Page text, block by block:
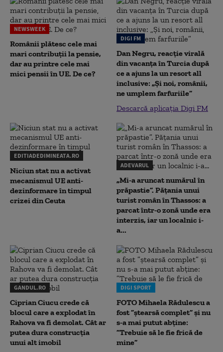
NEWSWEEK
Românii plătesc cele mai
mari contribuții la pensie,
dar au printre cele mai
mici pensii în UE. De ce?
DIGI FM
Dan Negru, reacție virală
din vacanța în Turcia după
ce a ajuns la un resort all
inclusive: „Și noi, românii,
ne umplem farfuriile”
Descarcă aplicația Digi FM
EDITIADEDIMINEATA.RO
Niciun stat nu a activat
mecanismul UE anti-
dezinformare în timpul
crizei din Ceuta
ADEVARUL
„Mi-a aruncat numărul în
prăpastie”. Pățania unui
turist român în Thassos: a
parcat într-o zonă unde era
interzis, iar un localnic i-
a...
GANDUL.RO
Ciprian Ciucu crede că
blocul care a explodat în
Rahova va fi demolat. Cât ar
putea dura construcția
unui alt imobil
DIGI SPORT
FOTO Mihaela Rădulescu a
fost ”ștearsă complet” și nu
s-a mai putut abține:
”Trebuie să le fie frică de
mine”